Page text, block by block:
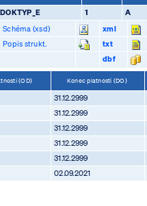
DOKTYP_E 1 A
Schéma (xsd)
xml
Popis strukt.
txt
dbf
(OD) Konec platnosti (DO)
31.12.2999
31.12.2999
31.12.2999
31.12.2999
31.12.2999
02.09.2021